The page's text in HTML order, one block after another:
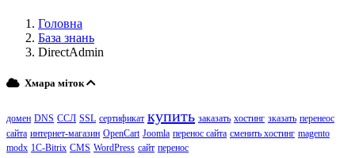
Головна
База знань
DirectAdmin
Хмара міток
домен DNS ССЛ SSL сертификат купить заказать хостинг зказать перенеос
сайта интернет-магазин OpenCart Joomla перенос сайта сменить хостинг magento
modx 1C-Bitrix CMS WordPress сайт перенос